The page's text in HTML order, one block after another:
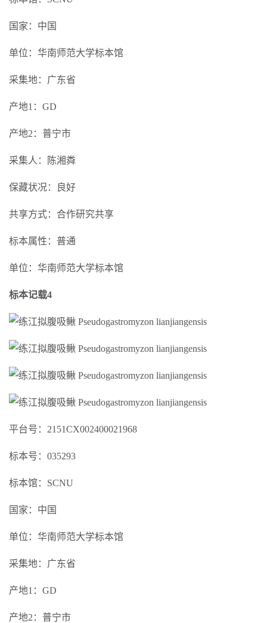
国家：中国
单位：华南师范大学标本馆
采集地：广东省
产地1：GD
产地2：普宁市
采集人：陈湘粦
保藏状况：良好
共享方式：合作研究共享
标本属性：普通
单位：华南师范大学标本馆
标本记载4
平台号：2151CX002400021968
标本号：035293
标本馆：SCNU
国家：中国
单位：华南师范大学标本馆
采集地：广东省
产地1：GD
产地2：普宁市